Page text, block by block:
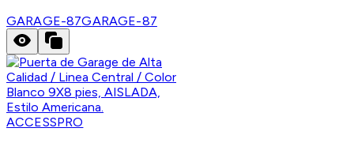
GARAGE-87GARAGE-87
ACCESSPRO